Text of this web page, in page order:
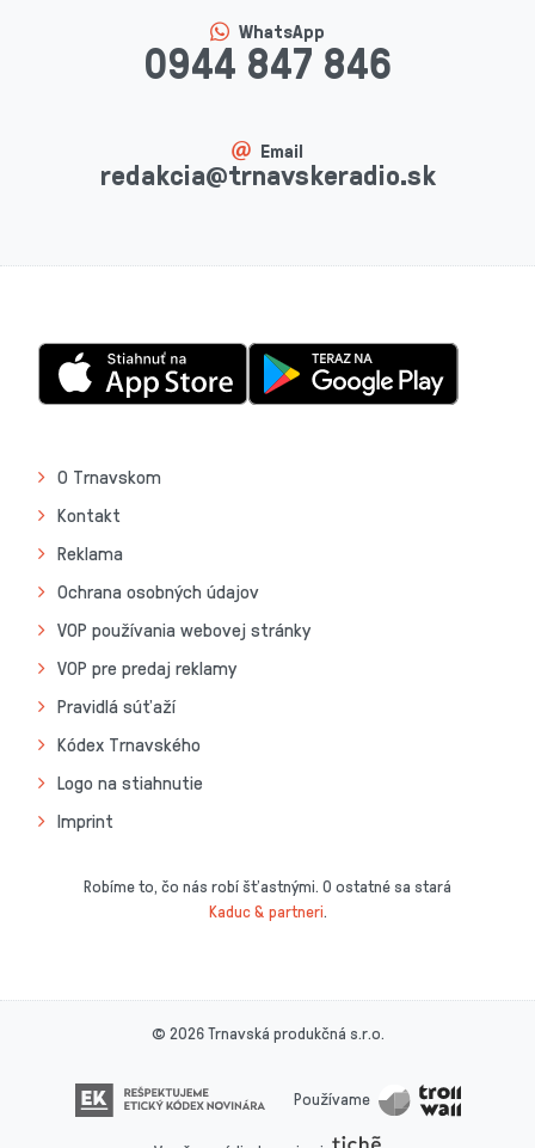
WhatsApp
0944 847 846
Email
redakcia@trnavskeradio.sk
O Trnavskom
Kontakt
Reklama
Ochrana osobných údajov
VOP používania webovej stránky
VOP pre predaj reklamy
Pravidlá súťaží
Kódex Trnavského
Logo na stiahnutie
Imprint
Robíme to, čo nás robí šťastnými. O ostatné sa stará
Kaduc & partneri.
© 2026 Trnavská produkčná s.r.o.
Používame